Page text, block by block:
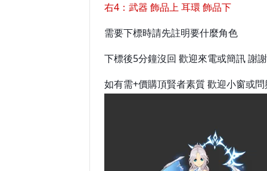
右4：武器 飾品上 耳環 飾品下
需要下標時請先註明要什麼角色
下標後5分鐘沒回 歡迎來電或簡訊 謝謝
如有需+價購頂賢者素質 歡迎小窗或